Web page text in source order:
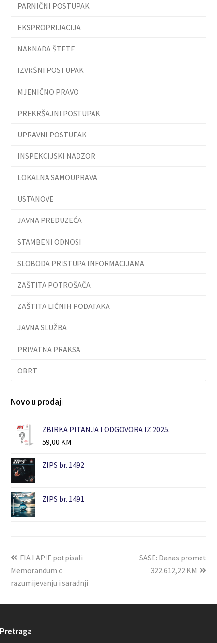
PARNIČNI POSTUPAK
EKSPROPRIJACIJA
NAKNADA ŠTETE
IZVRŠNI POSTUPAK
MJENIČNO PRAVO
PREKRŠAJNI POSTUPAK
UPRAVNI POSTUPAK
INSPEKCIJSKI NADZOR
LOKALNA SAMOUPRAVA
USTANOVE
JAVNA PREDUZEĆA
STAMBENI ODNOSI
SLOBODA PRISTUPA INFORMACIJAMA
ZAŠTITA POTROŠAČA
ZAŠTITA LIČNIH PODATAKA
JAVNA SLUŽBA
PRIVATNA PRAKSA
OBRT
Novo u prodaji
ZBIRKA PITANJA I ODGOVORA IZ 2025.
59,00 KM
ZIPS br. 1492
ZIPS br. 1491
FIA I APIF potpisali
Memorandum o
razumijevanju i saradnji
SASE: Danas promet
322.612,22 KM
Pretraga